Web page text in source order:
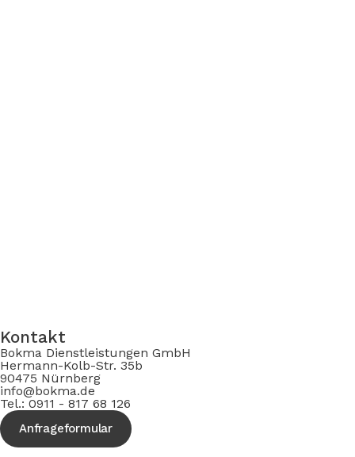
Kontakt
Bokma Dienstleistungen GmbH
Hermann-Kolb-Str. 35b
90475 Nürnberg
info@bokma.de
Tel.: 0911 - 817 68 126
Anfrageformular